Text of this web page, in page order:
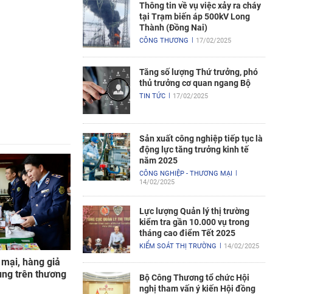
hàng giả
trên thương
Thông tin về vụ việc xảy ra cháy
tại Trạm biến áp 500kV Long
Thành (Đồng Nai)
CÔNG THƯƠNG 17/02/2025
Tăng số lượng Thứ trưởng, phó
thủ trưởng cơ quan ngang Bộ
TIN TỨC 17/02/2025
Sản xuất công nghiệp tiếp tục là
động lực tăng trưởng kinh tế
năm 2025
CÔNG NGHIỆP - THƯƠNG MẠI
14/02/2025
Lực lượng Quản lý thị trường
kiểm tra gần 10.000 vụ trong
tháng cao điểm Tết 2025
KIỂM SOÁT THỊ TRƯỜNG 14/02/2025
Bộ Công Thương tổ chức Hội
nghị tham vấn ý kiến Hội đồng